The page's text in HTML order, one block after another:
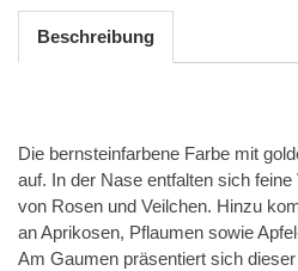
Beschreibung
Die bernsteinfarbene Farbe mit
auf. In der Nase entfalten sich
von Rosen und Veilchen. Hinzu
an Aprikosen, Pflaumen sowie
Am Gaumen präsentiert sich